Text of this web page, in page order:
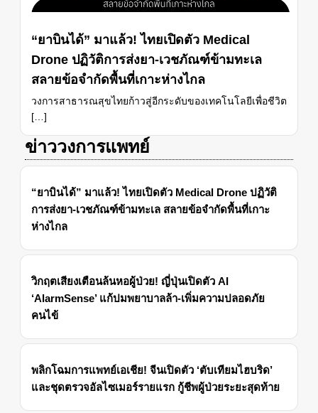
“ยาบินได้” มาแล้ว! ไทยเปิดตัว Medical
Drone ปฏิวัติการส่งยา-เวชภัณฑ์ข้ามทะเล
สลายข้อจำกัดพื้นที่เกาะห่างไกล
วงการสาธารณสุขไทยก้าวสู่อีกระดับของเทคโนโลยีเพื่อชีวิต
[…]
ข่าววงการแพทย์
“ยาบินได้” มาแล้ว! ไทยเปิดตัว Medical Drone ปฏิวัติ
การส่งยา-เวชภัณฑ์ข้ามทะเล สลายข้อจำกัดพื้นที่เกาะ
ห่างไกล
วิกฤตเสียงเตือนล้นหอผู้ป่วย! ญี่ปุ่นเปิดตัว AI
‘AlarmSense’ แก้ปมพยาบาลล้า-เพิ่มความปลอดภัย
คนไข้
พลิกโฉมการแพทย์เอเชีย! จีนเปิดตัว ‘ตับเทียมไฮบริด’
และชุดตรวจอัลไซเมอร์รายแรก กู้ชีพผู้ป่วยระยะสุดท้าย